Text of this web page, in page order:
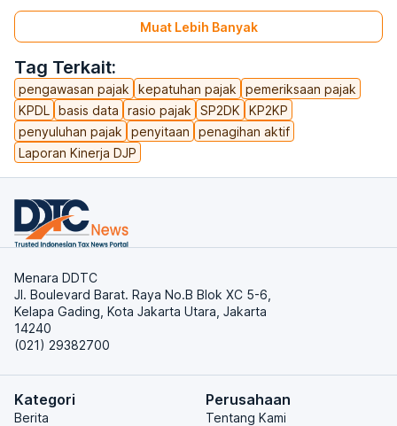
Tag Terkait:
pengawasan pajak kepatuhan pajak
pemeriksaan pajak
KPDL
basis data rasio pajak SP2DK
KP2KP
penyuluhan pajak
penyitaan
penagihan aktif
Laporan Kinerja DJP
Muat Lebih Banyak
Menara DDTC
Jl. Boulevard Barat. Raya No.B Blok XC 5-6,
Kelapa Gading, Kota Jakarta Utara, Jakarta
14240
(021) 29382700
Kategori
Berita
Perusahaan
Tentang Kami